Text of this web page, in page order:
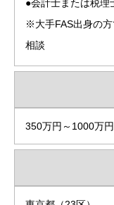
●会計士または税理
※大手FAS出身の
相談
350万円～1000万円